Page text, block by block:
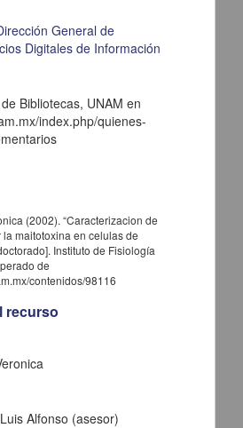
desplegamiento de la triosa fosfato
brucei con urea y cloruro de
General de
Digitales de Información
Bibliotecas, UNAM en
index.php/quienes-
(2002). “Caracterizacion de
maitotoxina en celulas de
Instituto de Fisiología
de
contenidos/98116
recurso
Alfonso (asesor)